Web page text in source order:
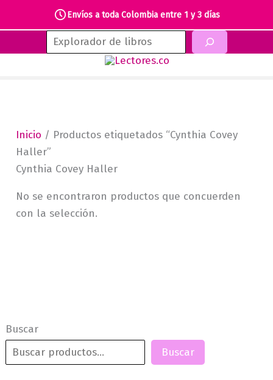
Envíos a toda Colombia entre 1 y 3 días
al
Buscar
Buscar
Buscar
Inicio / Productos etiquetados “Cynthia Covey
Haller”
Cynthia Covey Haller
No se encontraron productos que concuerden
con la selección.